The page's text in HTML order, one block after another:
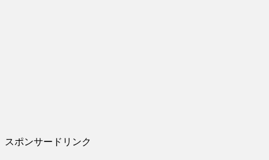
スポンサードリンク